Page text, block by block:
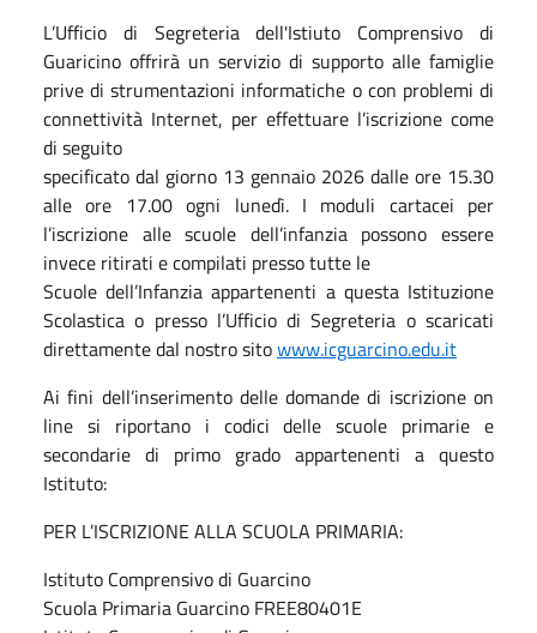
L’Ufficio di Segreteria dell'Istiuto Comprensivo di
Guaricino offrirà un servizio di supporto alle famiglie
prive di strumentazioni informatiche o con problemi di
connettività Internet, per effettuare l’iscrizione come
di seguito
specificato dal giorno 13 gennaio 2026 dalle ore 15.30
alle ore 17.00 ogni lunedì. I moduli cartacei per
l’iscrizione alle scuole dell’infanzia possono essere
invece ritirati e compilati presso tutte le
Scuole dell’Infanzia appartenenti a questa Istituzione
Scolastica o presso l’Ufficio di Segreteria o scaricati
direttamente dal nostro sitowww.icguarcino.edu.it
Ai fini dell’inserimento delle domande di iscrizione on
line si riportano i codici delle scuole primarie e
secondarie di primo grado appartenenti a questo
Istituto:
PER L’ISCRIZIONE ALLA SCUOLA PRIMARIA:
Istituto Comprensivo di Guarcino
Scuola Primaria Guarcino FREE80401E